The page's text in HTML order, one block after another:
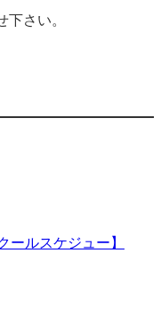
さい。
ールスケジュー】